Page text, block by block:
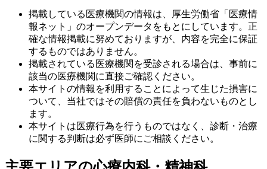
掲載している医療機関の情報は、厚生労働省「医療情
報ネット」のオープンデータをもとにしています。正
確な情報掲載に努めておりますが、内容を完全に保証
するものではありません。
掲載されている医療機関を受診される場合は、事前に
該当の医療機関に直接ご確認ください。
本サイトの情報を利用することによって生じた損害に
ついて、当社ではその賠償の責任を負わないものとし
ます。
本サイトは医療行為を行うものではなく、診断・治療
に関する判断は必ず医師にご相談ください。